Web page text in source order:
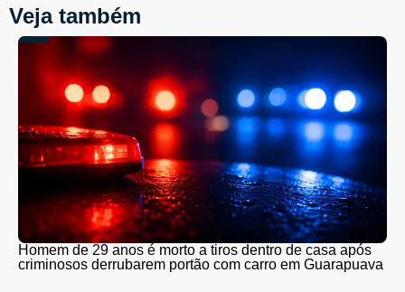
Veja também
Homem de 29 anos é morto a tiros dentro de casa após
criminosos derrubarem portão com carro em Guarapuava